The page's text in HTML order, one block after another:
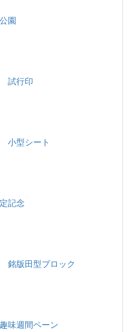
園
試行印
小型シート
記念
銘版田型ブロック
味週間ペーン